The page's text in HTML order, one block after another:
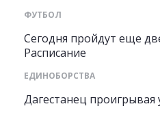
ФУТБОЛ
Сегодня пройдут еще
Расписание
ЕДИНОБОРСТВА
Дагестанец проигрывая